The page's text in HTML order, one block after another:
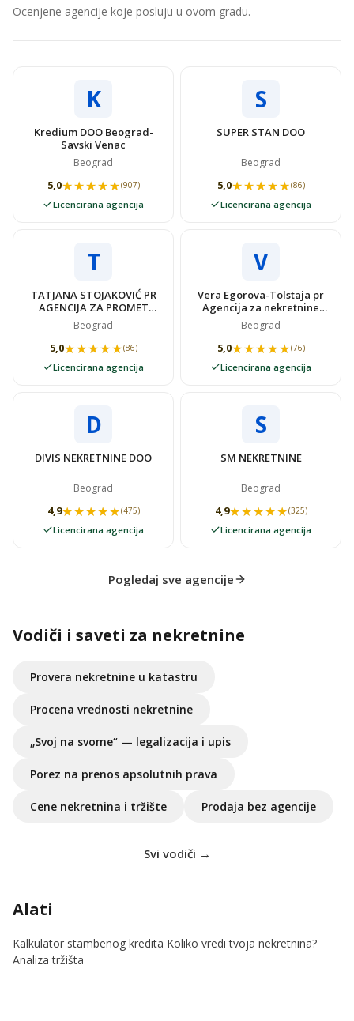
Ocenjene agencije koje posluju u ovom gradu.
K
Kredium DOO Beograd-
Savski Venac
Beograd
5,0★★★★★
★★★★★(907)
Licencirana agencija
S
SUPER STAN DOO
Beograd
5,0★★★★★
★★★★★(86)
Licencirana agencija
T
TATJANA STOJAKOVIĆ PR
AGENCIJA ZA PROMET
NEKRETNINAMA SUPER
STAN
Beograd
5,0★★★★★
★★★★★(86)
Licencirana agencija
V
Vera Egorova-Tolstaja pr
Agencija za nekretnine
VIDOVSTAN
Beograd
5,0★★★★★
★★★★★(76)
Licencirana agencija
D
DIVIS NEKRETNINE DOO
Beograd
4,9★★★★★
★★★★★(475)
Licencirana agencija
S
SM NEKRETNINE
Beograd
4,9★★★★★
★★★★★(325)
Licencirana agencija
Pogledaj sve agencije
Vodiči i saveti za nekretnine
Provera nekretnine u katastru
Procena vrednosti nekretnine
„Svoj na svome“ — legalizacija i upis
Porez na prenos apsolutnih prava
Cene nekretnina i tržište Prodaja bez agencije
Svi vodiči →
Alati
Kalkulator stambenog kredita Koliko vredi tvoja nekretnina?
Analiza tržišta